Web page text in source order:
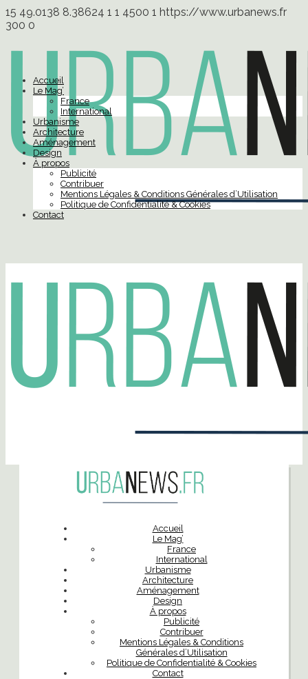
15 49.0138 8.38624 1 1 4500 1 https://www.urbanews.fr
300 0
Accueil
Le Mag’
France
International
Urbanisme
Architecture
Aménagement
Design
À propos
Publicité
Contribuer
Mentions Légales & Conditions Générales d’Utilisation
Politique de Confidentialité & Cookies
Contact
Accueil
Le Mag’
France
International
Urbanisme
Architecture
Aménagement
Design
À propos
Publicité
Contribuer
Mentions Légales & Conditions
Générales d’Utilisation
Politique de Confidentialité & Cookies
Contact